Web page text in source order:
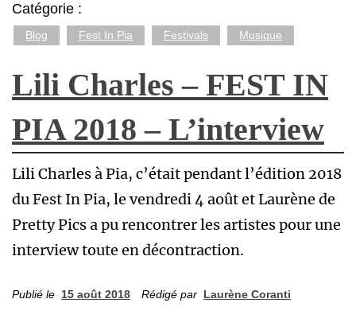
Catégorie :
Blog Fest In Pia Festivals Musique
Lili Charles – FEST IN
PIA 2018 – L’interview
Lili Charles à Pia, c’était pendant l’édition 2018
du Fest In Pia, le vendredi 4 août et Laurène de
Pretty Pics a pu rencontrer les artistes pour une
interview toute en décontraction.
Publié le 15 août 2018 Rédigé par Laurène Coranti